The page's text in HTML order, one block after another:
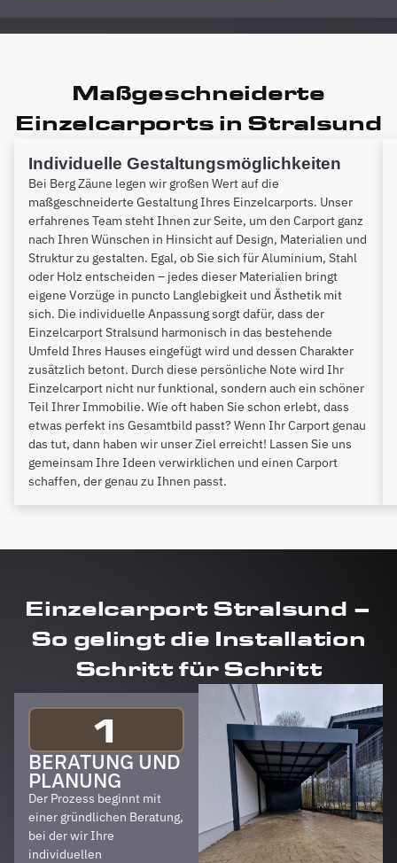
Maßgeschneiderte
Einzelcarports in Stralsund
Individuelle Gestaltungsmöglichkeiten
Bei Berg Zäune legen wir großen Wert auf die
maßgeschneiderte Gestaltung Ihres Einzelcarports. Unser
erfahrenes Team steht Ihnen zur Seite, um den Carport ganz
nach Ihren Wünschen in Hinsicht auf Design, Materialien und
Struktur zu gestalten. Egal, ob Sie sich für Aluminium, Stahl
oder Holz entscheiden – jedes dieser Materialien bringt
eigene Vorzüge in puncto Langlebigkeit und Ästhetik mit
sich. Die individuelle Anpassung sorgt dafür, dass der
Einzelcarport Stralsund harmonisch in das bestehende
Umfeld Ihres Hauses eingefügt wird und dessen Charakter
zusätzlich betont. Durch diese persönliche Note wird Ihr
Einzelcarport nicht nur funktional, sondern auch ein schöner
Teil Ihrer Immobilie. Wie oft haben Sie schon erlebt, dass
etwas perfekt ins Gesamtbild passt? Wenn Ihr Carport genau
das tut, dann haben wir unser Ziel erreicht! Lassen Sie uns
gemeinsam Ihre Ideen verwirklichen und einen Carport
schaffen, der genau zu Ihnen passt.
Einzelcarport Stralsund –
So gelingt die Installation
Schritt für Schritt
1
BERATUNG UND
PLANUNG
Der Prozess beginnt mit
einer gründlichen Beratung,
bei der wir Ihre
individuellen